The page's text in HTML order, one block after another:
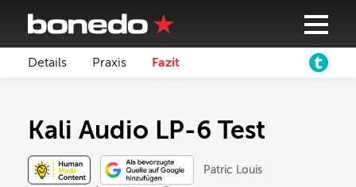
Details Praxis Fazit
Kali Audio LP-6 Test
Patric Louis